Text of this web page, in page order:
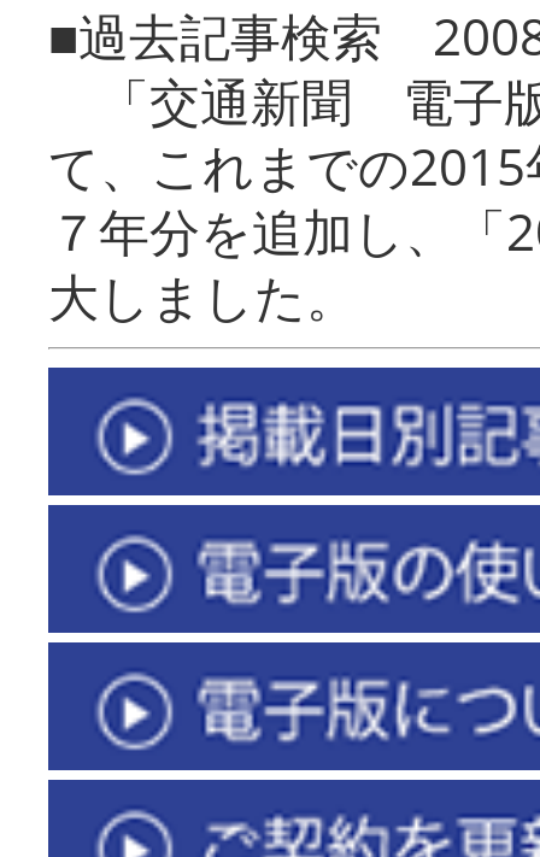
■過去記事検索
「交通新聞 電子
て、これまでの
７年分を追加し、「
大しまし